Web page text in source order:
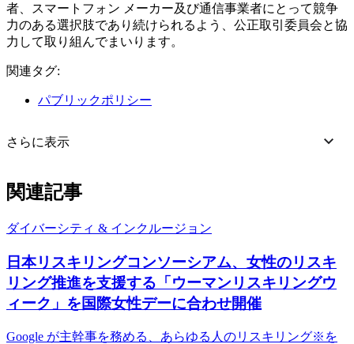
者、スマートフォン メーカー及び通信事業者にとって競争
力のある選択肢であり続けられるよう、公正取引委員会と協
力して取り組んでまいります。
関連タグ:
パブリックポリシー
さらに表示
関連記事
ダイバーシティ & インクルージョン
日本リスキリングコンソーシアム、女性のリスキ
リング推進を支援する「ウーマンリスキリングウ
ィーク」を国際女性デーに合わせ開催
Google が主幹事を務める、あらゆる人のリスキリング※を